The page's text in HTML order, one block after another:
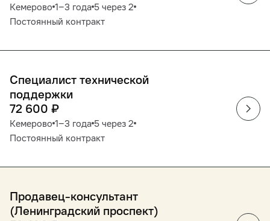
Кемерово 1‒3 года 5 через 2
Постоянный контракт
Специалист технической
поддержки
72 600 ₽
Кемерово 1‒3 года 5 через 2
Постоянный контракт
Продавец-консультант
(Ленинградский проспект)